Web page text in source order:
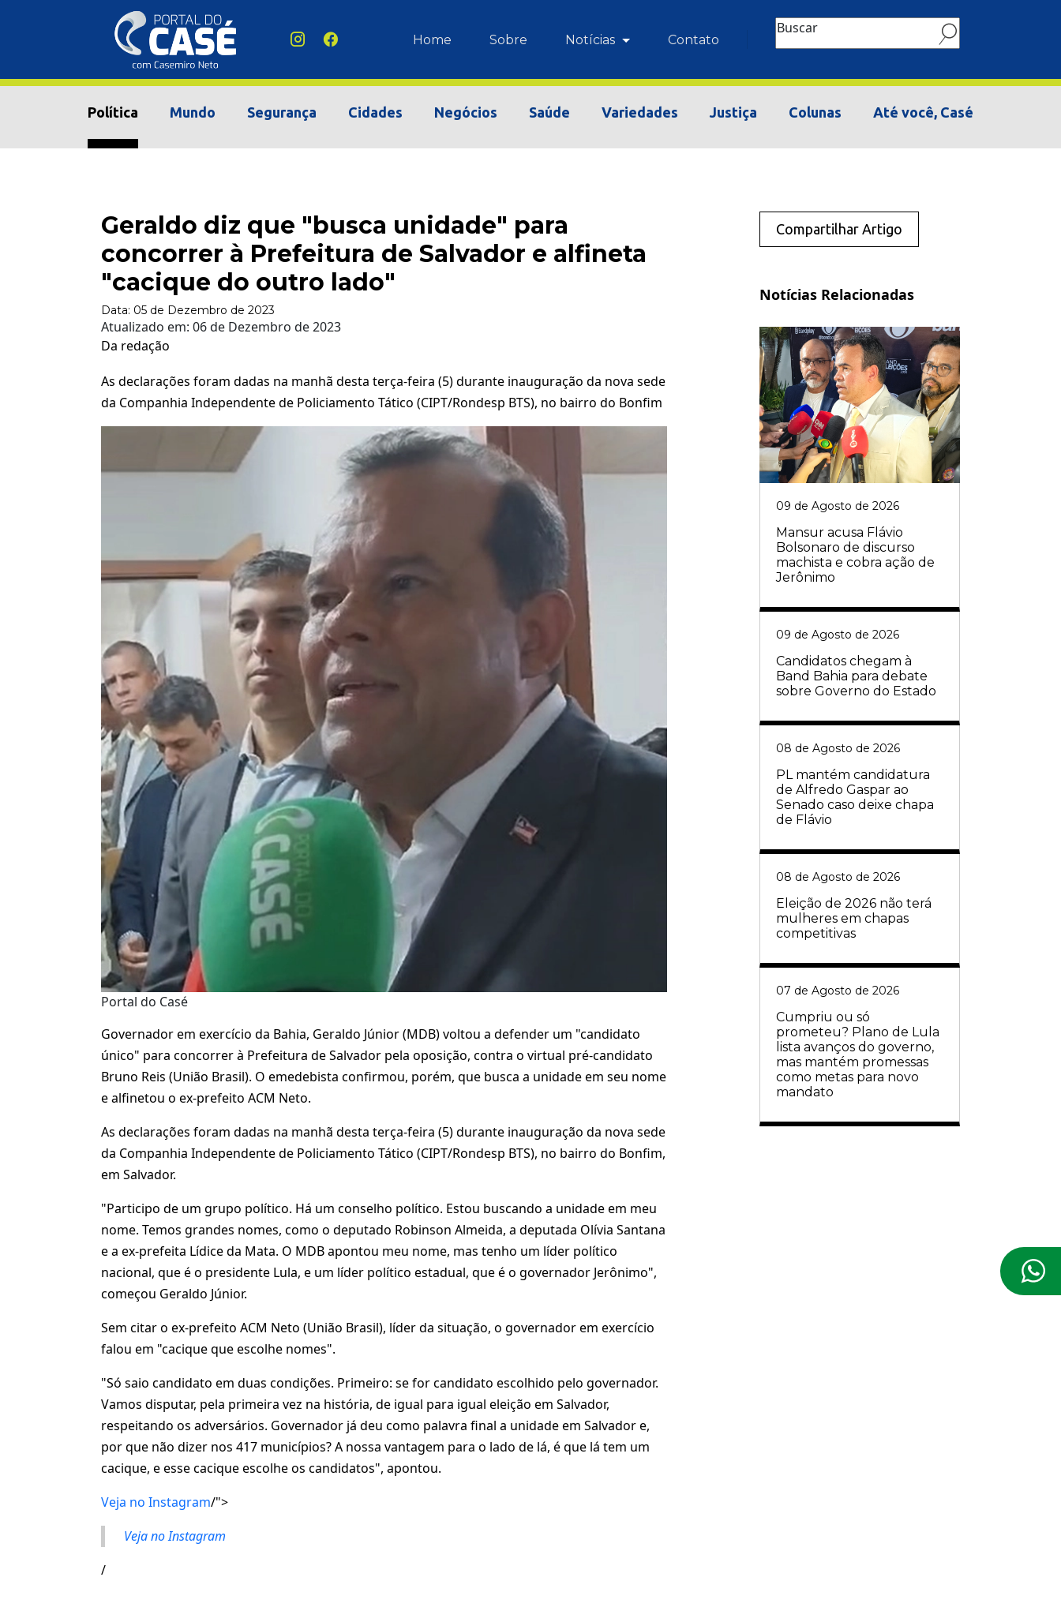
Home Sobre Notícias Contato
Buscar
Política Mundo Segurança Cidades Negócios Saúde Variedades Justiça Colunas Até você, Casé
Geraldo diz que "busca unidade" para
concorrer à Prefeitura de Salvador e alfineta
"cacique do outro lado"
Data: 05 de Dezembro de 2023
Atualizado em: 06 de Dezembro de 2023
Da redação
As declarações foram dadas na manhã desta terça-feira (5) durante inauguração da nova sede
da Companhia Independente de Policiamento Tático (CIPT/Rondesp BTS), no bairro do Bonfim
Portal do Casé
Governador em exercício da Bahia, Geraldo Júnior (MDB) voltou a defender um "candidato
único" para concorrer à Prefeitura de Salvador pela oposição, contra o virtual pré-candidato
Bruno Reis (União Brasil). O emedebista confirmou, porém, que busca a unidade em seu nome
e alfinetou o ex-prefeito ACM Neto.
As declarações foram dadas na manhã desta terça-feira (5) durante inauguração da nova sede
da Companhia Independente de Policiamento Tático (CIPT/Rondesp BTS), no bairro do Bonfim,
em Salvador.
"Participo de um grupo político. Há um conselho político. Estou buscando a unidade em meu
nome. Temos grandes nomes, como o deputado Robinson Almeida, a deputada Olívia Santana
e a ex-prefeita Lídice da Mata. O MDB apontou meu nome, mas tenho um líder político
nacional, que é o presidente Lula, e um líder político estadual, que é o governador Jerônimo",
começou Geraldo Júnior.
Sem citar o ex-prefeito ACM Neto (União Brasil), líder da situação, o governador em exercício
falou em "cacique que escolhe nomes".
"Só saio candidato em duas condições. Primeiro: se for candidato escolhido pelo governador.
Vamos disputar, pela primeira vez na história, de igual para igual eleição em Salvador,
respeitando os adversários. Governador já deu como palavra final a unidade em Salvador e,
por que não dizer nos 417 municípios? A nossa vantagem para o lado de lá, é que lá tem um
cacique, e esse cacique escolhe os candidatos", apontou.
Veja no Instagram/">
Veja no Instagram
/
Compartilhar Artigo
Notícias Relacionadas
09 de Agosto de 2026
Mansur acusa Flávio
Bolsonaro de discurso
machista e cobra ação de
Jerônimo
09 de Agosto de 2026
Candidatos chegam à
Band Bahia para debate
sobre Governo do Estado
08 de Agosto de 2026
PL mantém candidatura
de Alfredo Gaspar ao
Senado caso deixe chapa
de Flávio
08 de Agosto de 2026
Eleição de 2026 não terá
mulheres em chapas
competitivas
07 de Agosto de 2026
Cumpriu ou só
prometeu? Plano de Lula
lista avanços do governo,
mas mantém promessas
como metas para novo
mandato